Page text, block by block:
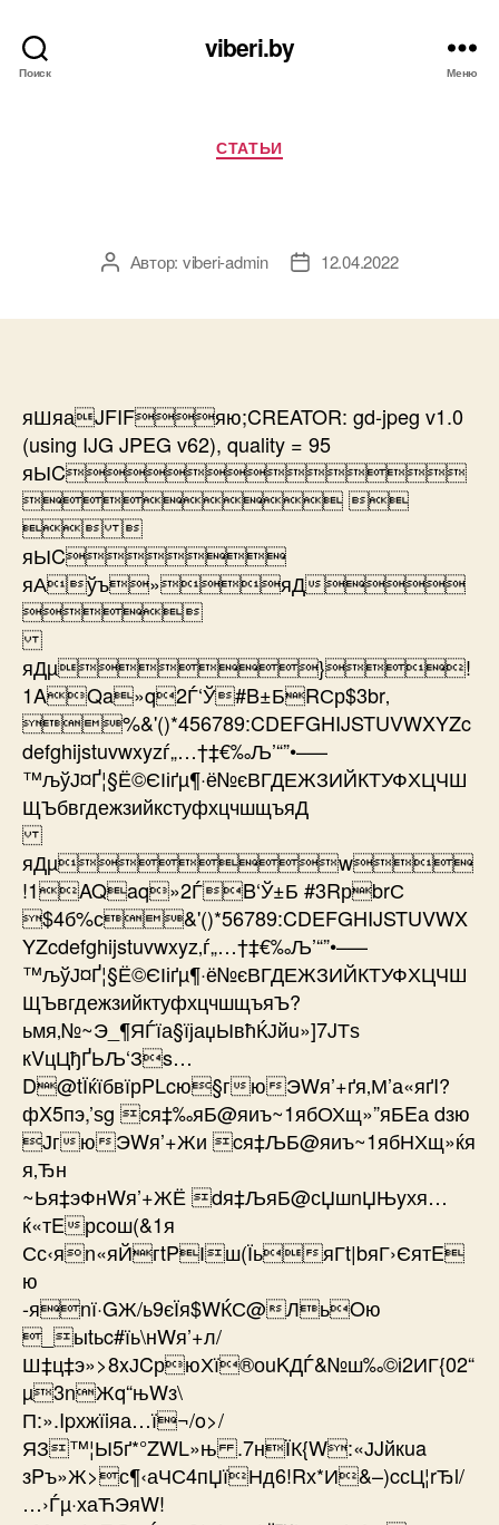
Поиск
viberi.by
Меню
Рубрики
СТАТЬИ
АвторАвтор: viberi-admin
Дата12.04.2022
яШяаJFIFяю;CREATOR: gd-jpeg v1.0
(using IJG JPEG v62), quality = 95
яЫC
 
 
яЫC
яАўъ»яД

яДµ}!
1AQa»q2Ѓ‘Ў#B±БRСр$3br‚
%&'()*456789:CDEFGHIJSTUVWXYZc
defghijstuvwxyzѓ„…†‡€‰Љ’“”•–—
™љўЈ¤Ґ¦§Ё©ЄІіґµ¶·ё№єВГДЕЖЗИЙКТУФХЦЧШ
ЩЪбвгдежзийкстуфхцчшщъяД
яДµw
!1AQaq»2ЃB‘Ў±Б #3RрbrС
$4б%с&'()*56789:CDEFGHIJSTUVWX
YZcdefghijstuvwxyz‚ѓ„…†‡€‰Љ’“”•–—
™љўЈ¤Ґ¦§Ё©ЄІіґµ¶·ё№єВГДЕЖЗИЙКТУФХЦЧШ
ЩЪвгдежзийктуфхцчшщъяЪ ?
ьмя‚№~Э_¶ЯЃїа§їјаџЫвћЌЈйu»]7JТѕ
кVцЦђҐЬЉ‘Зs…
D@tЇќїбвїрPLcю§гюЭWя’+ґя‚М’а«яґI?
фX5пэ,’ѕg cя‡‰яБ@яиъ~1ябОХщ»”яБEа dзю
ЈгюЭWя’+Жи cя‡ЉБ@яиъ~1ябНХщ»ќя
я‚Ђн
~Ья‡эФнWя’+ЖЁ dя‡ЉяБ@сЏшnЏЊyхя…
ќ«тEрсoш(&1я
Сс‹яn«яЙгtPІш(ЇьяГt|bяГ›ЄятE
ю
-яnї·GЖ/ь9єЇя$WЌС@ЛьOю
_ыtьc#їь\нWя’+л/
Ш‡ц‡э»>8xЈCрюХї®оuKДЃ&№ш‰©і2ИГ{02“
µ3nЖq“њWз\
П:».Ipхжїiяа…ї¬/­o>/
ЯЗ™¦Ы5ґ*°ZWL»њ .7нЇК{W:«ЈJйкua
зPъ»Ж>с¶‹аЧС4пЏїНд6!Rх*И&–)cсЦ¦rЂl/
…›Ѓµ·хаЋЭяW!